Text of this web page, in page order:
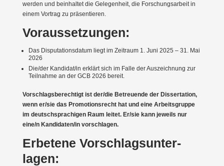
werden und beinhaltet die Gelegenheit, die Forschungs­arbeit in
einem Vortrag zu präsen­tieren.
Voraus­set­zungen:
Das Dispu­ta­ti­ons­datum liegt im Zeitraum 1. Juni 2025 – 31. Mai
2026
Die/der Kandidat/in erklärt sich im Falle der Auszeichnung zur
Teilnahme an der GCB 2026 bereit.
Vorschlags­be­rechtigt ist der/die Betreuende der Disser­tation,
wenn er/sie das Promo­ti­ons­recht hat und eine Arbeits­gruppe
im deutsch­spra­chigen Raum leitet. Er/sie kann jeweils nur
eine/n Kandidaten/in vorschlagen.
Erbetene Vorschlags­un­ter­
lagen: